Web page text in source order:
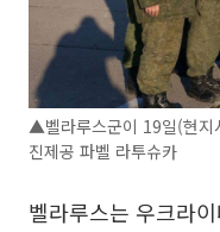
▲벨라루스군이 19일(현지
진제공 파벨 라투슈카
벨라루스는 우크라